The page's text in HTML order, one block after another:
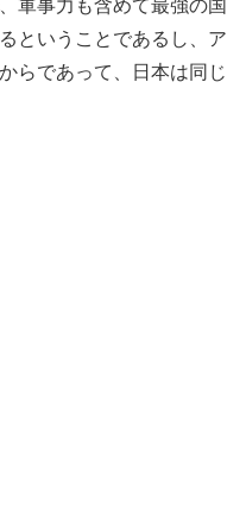
軍事力も含めて最強の国
ということであるし、ア
らであって、日本は同じ